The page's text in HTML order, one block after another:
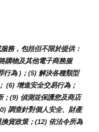
務，包括但不限於提供：
購物及其他電子商務服
行為 )；(5) 解決各種類型
(6) 增進安全交易行為；
；(9) 偵測並保護您及商店
調查針對個人安全、財產
貨政策；(12) 依法令所為